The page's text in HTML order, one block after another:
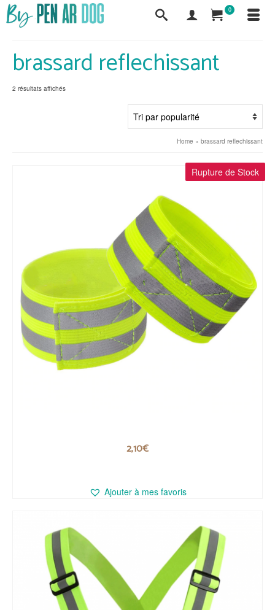
0
brassard reflechissant
2 résultats affichésTrié
Home » brassard reflechissant
Rupture de Stock
2,10€
Ajouter à mes favoris